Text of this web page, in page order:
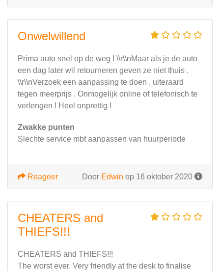
Onwelwillend
Prima auto snel op de weg ! \\r\\nMaar als je de auto
een dag later wil retourneren geven ze niet thuis .
\\r\\nVerzoek een aanpassing te doen , uiteraard
tegen meerprijs . Onmogelijk online of telefonisch te
verlengen ! Heel onprettig !
Zwakke punten
Slechte service mbt aanpassen van huurperiode
Door Edwin op 16 oktober 2020
Reageer
CHEATERS and
THIEFS!!!
CHEATERS and THIEFS!!!
The worst ever. Very friendly at the desk to finalise